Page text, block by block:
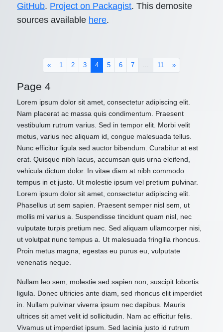
GitHub. Project on Packagist. This demosite
sources available here.
« 1 2 3 4(current)
5 6 7 ... 11 »
Page 4
Lorem ipsum dolor sit amet, consectetur adipiscing elit.
Nam placerat ac massa quis condimentum. Praesent
vestibulum rutrum varius. Sed in tempor elit. Morbi velit
metus, varius nec aliquam id, congue malesuada tellus.
Nunc efficitur ligula sed auctor bibendum. Curabitur at est
erat. Quisque nibh lacus, accumsan quis urna eleifend,
vehicula dictum dolor. In vitae diam at nibh commodo
tempus in et justo. Ut molestie ipsum vel pretium pulvinar.
Lorem ipsum dolor sit amet, consectetur adipiscing elit.
Phasellus ut sem sapien. Praesent semper nisl sem, ut
mollis mi varius a. Suspendisse tincidunt quam nisl, nec
vulputate turpis pretium nec. Sed aliquam ullamcorper nisi,
ut volutpat nunc tempus a. Ut malesuada fringilla rhoncus.
Proin metus magna, egestas eu purus eu, vulputate
venenatis neque.
Nullam leo sem, molestie sed sapien non, suscipit lobortis
ligula. Donec ultricies ante diam, sed rhoncus elit imperdiet
in. Nullam pulvinar viverra ipsum nec dapibus. Mauris
ultrices sit amet velit id sollicitudin. Nam ac efficitur felis.
Vivamus ut imperdiet ipsum. Sed lacinia justo id rutrum